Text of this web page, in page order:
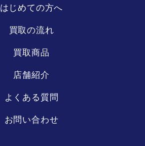
はじめての方へ
買取の流れ
買取商品
店舗紹介
よくある質問
お問い合わせ